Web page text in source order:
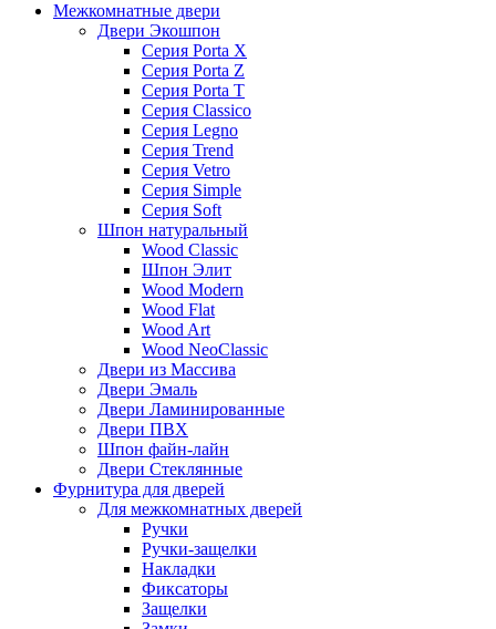
Межкомнатные двери
Двери Экошпон
Серия Porta X
Серия Porta Z
Серия Porta T
Серия Classico
Серия Legno
Серия Trend
Серия Vetro
Серия Simple
Серия Soft
Шпон натуральный
Wood Classic
Шпон Элит
Wood Modern
Wood Flat
Wood Art
Wood NeoClassic
Двери из Массива
Двери Эмаль
Двери Ламинированные
Двери ПВХ
Шпон файн-лайн
Двери Стеклянные
Фурнитура для дверей
Для межкомнатных дверей
Ручки
Ручки-защелки
Накладки
Фиксаторы
Защелки